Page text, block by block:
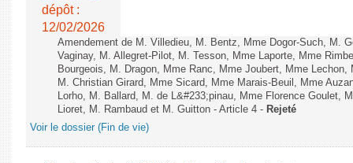
dépôt :
12/02/2026
Amendement de M. Villedieu, M. Bentz, Mme Dogor-Such, M.
Vaginay, M. Allegret-Pilot, M. Tesson, Mme Laporte, Mme
Bourgeois, M. Dragon, Mme Ranc, Mme Joubert, Mme
M. Christian Girard, Mme Sicard, Mme Marais-Beuil, Mme
Lorho, M. Ballard, M. de L&#233;pinau, Mme Florence Goulet,
Lioret, M. Rambaud et M. Guitton - Article 4 - Rejeté
Voir le dossier (Fin de vie)